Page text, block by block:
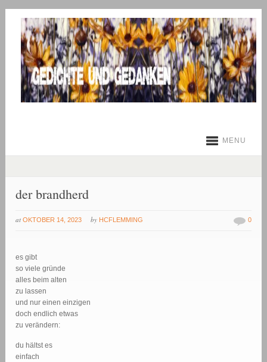
MENU
der brandherd
at OKTOBER 14, 2023 by HCFLEMMING 0
es gibt
so viele gründe
alles beim alten
zu lassen
und nur einen einzigen
doch endlich etwas
zu verändern:
du hältst es
einfach